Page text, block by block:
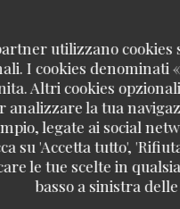
utilizzano cookies
I cookies denominati
Altri cookies
analizzare la tua
legate ai social
su 'Accetta tutto',
le tue scelte in
basso a sinistra